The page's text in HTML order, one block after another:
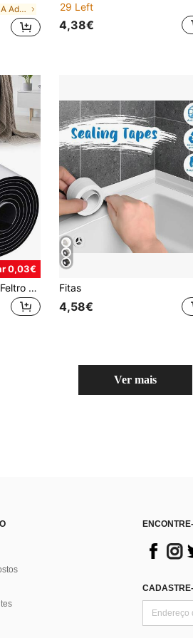
em PMMA Adesivos e Selantes
29 Left
4,38€
0,03€
Almofadas Adesivas de Feltro para Móveis, Fita Redutora de Ruído, Almofada de Cadeira Recortável, Fita Protetora para Pés/Pernas de Móveis, Protetor de Piso Resistente a Riscos, Fita de Isolamento Acústico para Portas/Janelas de Carros. Fitas
4,58€
Ver mais